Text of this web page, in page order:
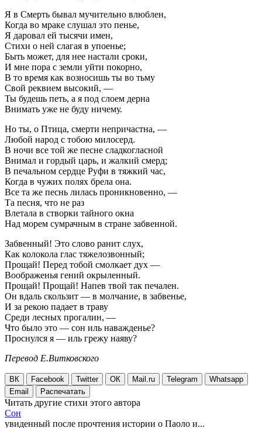
Я в Смерть бывал мучительно влюблен,
Когда во мраке слушал это пенье,
Я даровал ей тысячи имен,
Стихи о ней слагая в упоенье;
Быть может, для нее настали сроки,
И мне пора с земли уйти покорно,
В то время как возносишь ты во тьму
Свой реквием высокий, —
Ты будешь петь, а я под слоем дерна
Внимать уже не буду ничему.
Но ты, о Птица, смерти непричастна, —
Любой народ с тобою милосерд.
В ночи все той же песне сладкогласной
Внимал и гордый царь, и жалкий смерд;
В печальном сердце Руфи в тяжкий час,
Когда в чужих полях брела она.
Все та же песнь лилась проникновенно, —
Та песня, что не раз
Влетала в створки тайного окна
Над морем сумрачным в стране забвенной.
Забвенный! Это слово ранит слух,
Как колокола глас тяжелозвонный;
Прощай! Перед тобой смолкает дух —
Воображенья гений окрыленный.
Прощай! Прощай! Напев твой так печален.
Он вдаль скользит — в молчание, в забвенье,
И за рекою падает в траву
Среди лесных прогалин, —
Что было это — сон иль наважденье?
Проснулся я — иль грежу наяву?
Перевод Е.Витковского
ВК Facebook Twitter ОК Mail.ru Telegram
Whatsapp
Email
Распечатать
Читать другие стихи этого автора
Сон
увиденный после прочтения истории о Паоло и...